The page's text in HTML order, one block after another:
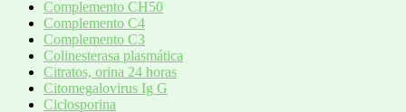
Complemento CH50
Complemento C4
Complemento C3
Colinesterasa plasmática
Citratos, orina 24 horas
Citomegalovirus Ig G
Ciclosporina